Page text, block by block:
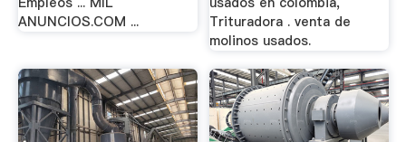
ANUNCIOS.COM ...
Trituradora . venta de
molinos usados.